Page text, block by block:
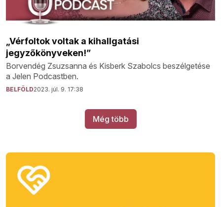
„Vérfoltok voltak a kihallgatási
jegyzőkönyveken!”
Borvendég Zsuzsanna és Kisberk Szabolcs beszélgetése
a Jelen Podcastben.
BELFÖLD2023. júl. 9. 17:38
Még több